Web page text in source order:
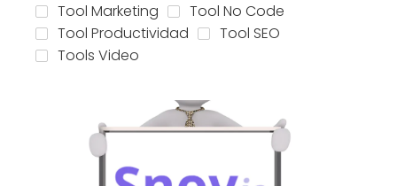
Tool Marketing
Tool No Code
Tool Productividad
Tool SEO
Tools Video